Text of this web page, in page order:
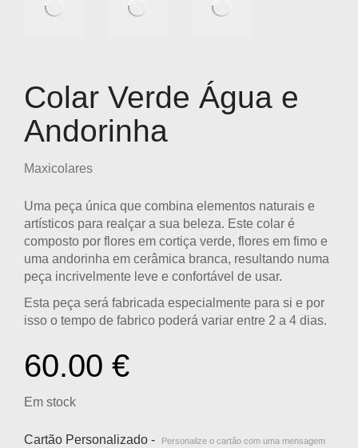
Colar Verde Água e
Andorinha
Maxicolares
Uma peça única que combina elementos naturais e
artísticos para realçar a sua beleza. Este colar é
composto por flores em cortiça verde, flores em fimo e
uma andorinha em cerâmica branca, resultando numa
peça incrivelmente leve e confortável de usar.
Esta peça será fabricada especialmente para si e por
isso o tempo de fabrico poderá variar entre 2 a 4 dias.
60.00 €
Em stock
Cartão Personalizado - Personalize o cartão com uma mensagem